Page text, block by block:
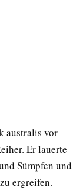
australis vor
Er lauerte
Sümpfen und
ergreifen.